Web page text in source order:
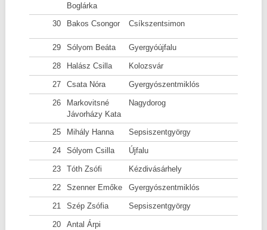
Boglárka
30
Bakos Csongor Csíkszentsimon
29 Sólyom Beáta Gyergyóújfalu
28 Halász Csilla Kolozsvár
27 Csata Nóra Gyergyószentmiklós
26
Markovitsné
Jávorházy Kata
Nagydorog
25 Mihály Hanna Sepsiszentgyörgy
24 Sólyom Csilla Újfalu
23 Tóth Zsófi Kézdivásárhely
22 Szenner Emőke Gyergyószentmiklós
21 Szép Zsófia Sepsiszentgyörgy
20 Antal Árpi